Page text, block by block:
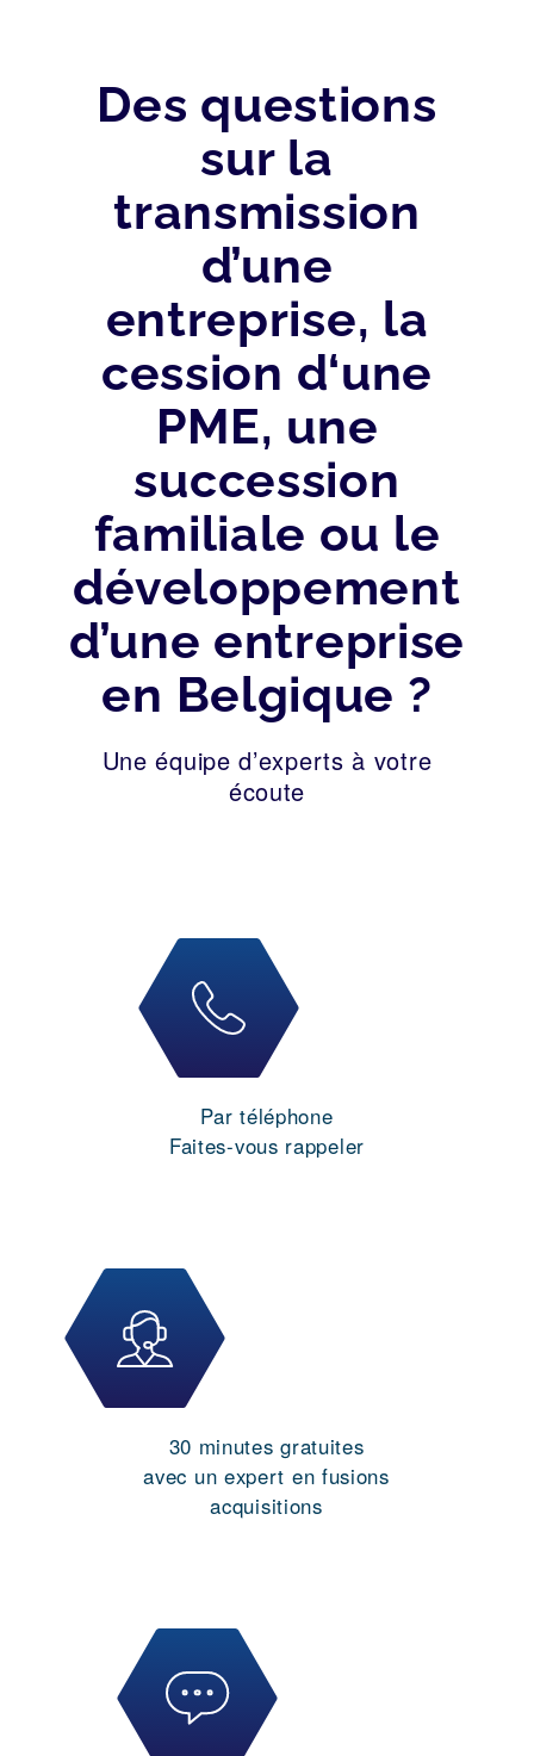
Des questions
sur la
transmission
d’une
entreprise, la
cession d‘une
PME, une
succession
familiale ou le
développement
d’une entreprise
en Belgique ?
Une équipe d’experts à votre
écoute
Par téléphone
Faites-vous rappeler
30 minutes gratuites
avec un expert en fusions
acquisitions